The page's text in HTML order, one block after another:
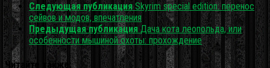
Следующая публикация Skyrim special edition: перенос
сейвов и модов, впечатления
Предыдущая публикация Дача кота леопольда, или
особенности мышиной охоты: прохождение
Читайте также: